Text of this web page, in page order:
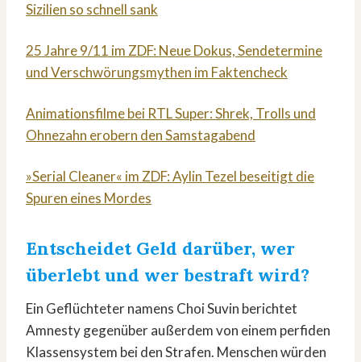
Sizilien so schnell sank
25 Jahre 9/11 im ZDF: Neue Dokus, Sendetermine
und Verschwörungsmythen im Faktencheck
Animationsfilme bei RTL Super: Shrek, Trolls und
Ohnezahn erobern den Samstagabend
»Serial Cleaner« im ZDF: Aylin Tezel beseitigt die
Spuren eines Mordes
Entscheidet Geld darüber, wer
überlebt und wer bestraft wird?
Ein Geflüchteter namens Choi Suvin berichtet
Amnesty gegenüber außerdem von einem perfiden
Klassensystem bei den Strafen. Menschen würden